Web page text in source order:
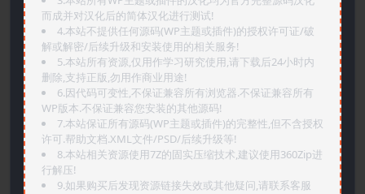
而成并对汉化后的简体汉化进行测试!
4.本站不提供任何源码(WP主题或插件)的授权许可证/破
解或解密/后续升级和安装使用的相关服务!
5.本站所有资源,仅用作学习研究使用,请下载后24小时内
删除,支持正版,勿用作商业用途!
6.因代码可变性,不保证兼容所有浏览器.不保证兼容所有
WP版本.不保证兼容您安装的其他源码!
7.本站保证所有源码(WP主题或插件)的完整性,但不含授权
许可.帮助文档.XML文件/PSD/后续升级等!
8.本站相关资源使用7Z的固实压缩技术,建议使用360Zip进
行解压!
9.如果购买后发现资源链接失效或其他疑问,请联系客服